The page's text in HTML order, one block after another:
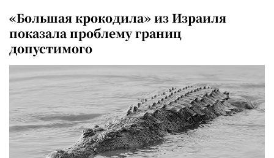
«Большая крокодила» из Израиля
показала проблему границ
допустимого